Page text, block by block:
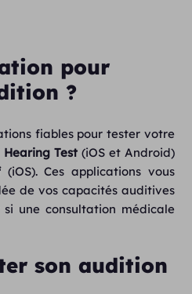
pour
?
fiables pour tester votre
Hearing Test(iOS et Android)
(iOS). Ces applications vous
de vos capacités auditives
une consultation médicale
son audition